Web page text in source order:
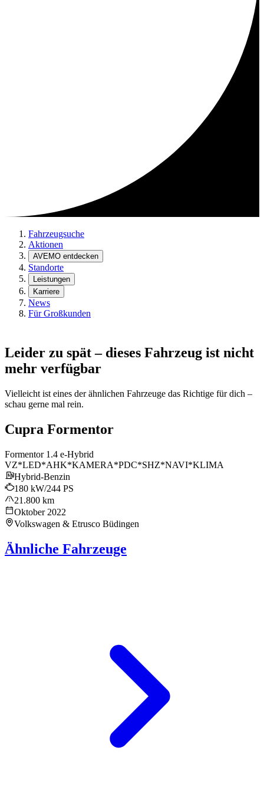
Fahrzeugsuche
Aktionen
AVEMO entdecken
Standorte
Leistungen
Karriere
News
Für Großkunden
Leider zu spät – dieses Fahrzeug ist nicht
mehr verfügbar
Vielleicht ist eines der ähnlichen Fahrzeuge das Richtige für dich –
schau gerne mal rein.
Cupra Formentor
Formentor 1.4 e-Hybrid
VZ*LED*AHK*KAMERA*PDC*SHZ*NAVI*KLIMA
Hybrid-Benzin
180 kW/244 PS
21.800 km
Oktober 2022
Volkswagen & Etrusco Büdingen
Ähnliche Fahrzeuge